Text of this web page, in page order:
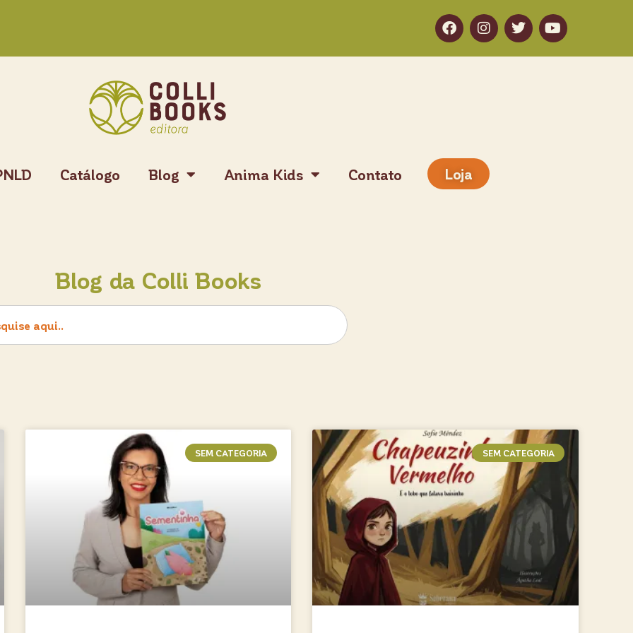
Catálogo Blog Anima Kids Contato Loja
Blog da Colli Books
SEM CATEGORIA SEM CATEGORIA